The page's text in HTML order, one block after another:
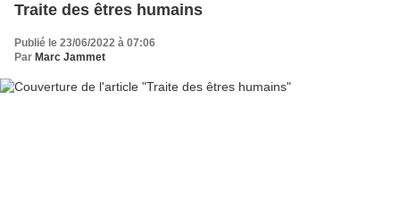
Traite des êtres humains
Publié le 23/06/2022 à 07:06
Par Marc Jammet